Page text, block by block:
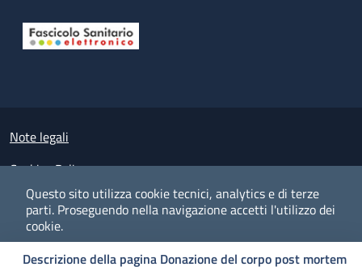
Questo sito utilizza cookie tecnici, analytics e di terze
parti. Proseguendo nella navigazione accetti l'utilizzo dei
cookie.
Descrizione della pagina Donazione del corpo post mortem
Small prints
Note legali
Cookies Policy
Policy privacy e protezione del dato personale
Albo pretorio on-line